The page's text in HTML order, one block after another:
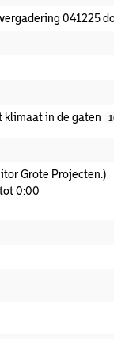
041225
klimaat in de gaten
Grote Projecten.)
0:00